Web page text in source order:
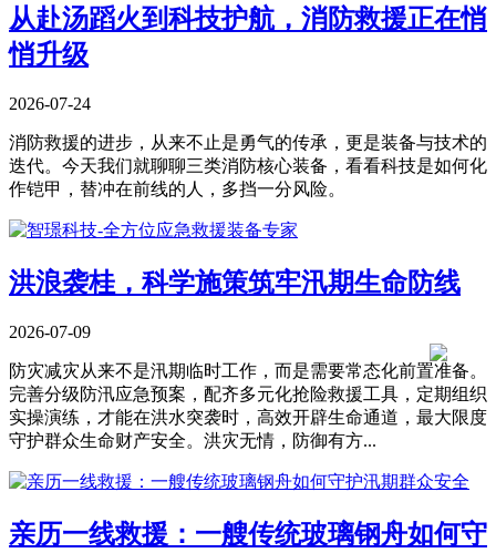
从赴汤蹈火到科技护航，消防救援正在悄
悄升级
2026-07-24
消防救援的进步，从来不止是勇气的传承，更是装备与技术的
迭代。今天我们就聊聊三类消防核心装备，看看科技是如何化
作铠甲，替冲在前线的人，多挡一分风险。
洪浪袭桂，科学施策筑牢汛期生命防线
2026-07-09
防灾减灾从来不是汛期临时工作，而是需要常态化前置准备。
完善分级防汛应急预案，配齐多元化抢险救援工具，定期组织
实操演练，才能在洪水突袭时，高效开辟生命通道，最大限度
守护群众生命财产安全。洪灾无情，防御有方...
​亲历一线救援：一艘传统玻璃钢舟如何守